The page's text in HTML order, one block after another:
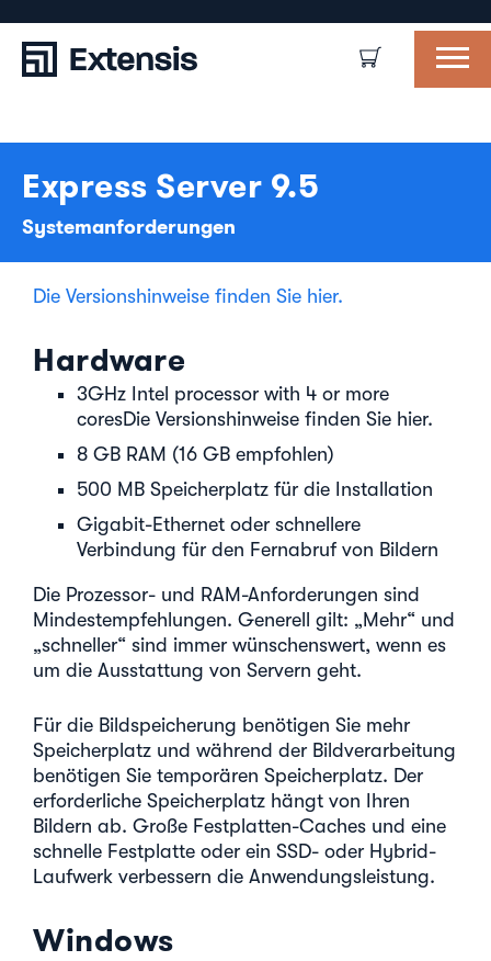
Express Server 9.5
Systemanforderungen
Die Versionshinweise finden Sie hier.
Hardware
3GHz Intel processor with 4 or more
coresDie Versionshinweise finden Sie hier.
8 GB RAM (16 GB empfohlen)
500 MB Speicherplatz für die Installation
Gigabit-Ethernet oder schnellere
Verbindung für den Fernabruf von Bildern
Die Prozessor- und RAM-Anforderungen sind
Mindestempfehlungen. Generell gilt: „Mehr“ und
„schneller“ sind immer wünschenswert, wenn es
um die Ausstattung von Servern geht.
Für die Bildspeicherung benötigen Sie mehr
Speicherplatz und während der Bildverarbeitung
benötigen Sie temporären Speicherplatz. Der
erforderliche Speicherplatz hängt von Ihren
Bildern ab. Große Festplatten-Caches und eine
schnelle Festplatte oder ein SSD- oder Hybrid-
Laufwerk verbessern die Anwendungsleistung.
Windows